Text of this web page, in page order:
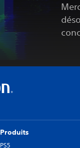
Produits
PS5